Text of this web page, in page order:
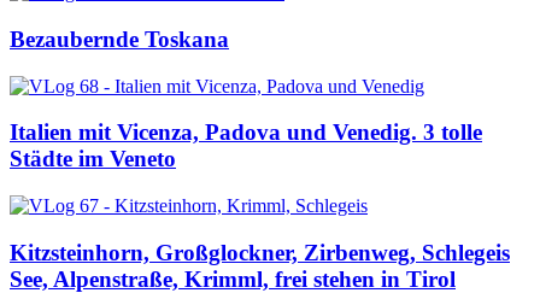
Bezaubernde Toskana
Italien mit Vicenza, Padova und Venedig. 3 tolle
Städte im Veneto
Kitzsteinhorn, Großglockner, Zirbenweg, Schlegeis
See, Alpenstraße, Krimml, frei stehen in Tirol